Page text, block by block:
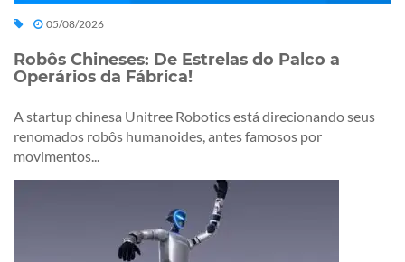
05/08/2026
Robôs Chineses: De Estrelas do Palco a
Operários da Fábrica!
A startup chinesa Unitree Robotics está direcionando seus
renomados robôs humanoides, antes famosos por
movimentos...